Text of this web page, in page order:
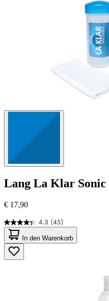
Lang La Klar Sonic
€ 17,90
4.3 (45)
4.3
von
5
Sternen.
45
In den Warenkorb